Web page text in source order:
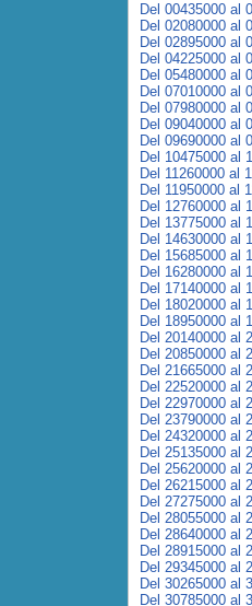
Del 00435000 al
Del 02080000 al
Del 02895000 al
Del 04225000 al
Del 05480000 al
Del 07010000 al
Del 07980000 al
Del 09040000 al
Del 09690000 al
Del 10475000 al
Del 11260000 al
Del 11950000 al
Del 12760000 al
Del 13775000 al
Del 14630000 al
Del 15685000 al
Del 16280000 al
Del 17140000 al
Del 18020000 al
Del 18950000 al
Del 20140000 al
Del 20850000 al
Del 21665000 al
Del 22520000 al
Del 22970000 al
Del 23790000 al
Del 24320000 al
Del 25135000 al
Del 25620000 al
Del 26215000 al
Del 27275000 al
Del 28055000 al
Del 28640000 al
Del 28915000 al
Del 29345000 al
Del 30265000 al
Del 30785000 al